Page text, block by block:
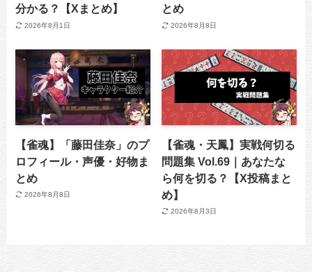
分かる？【Xまとめ】
2026年8月1日
とめ
2026年8月8日
【雀魂】「藤田佳奈」のプ
ロフィール・声優・好物ま
とめ
2026年8月8日
【雀魂・天鳳】実戦何切る
問題集 Vol.69｜あなたな
ら何を切る？【X投稿まと
め】
2026年8月3日